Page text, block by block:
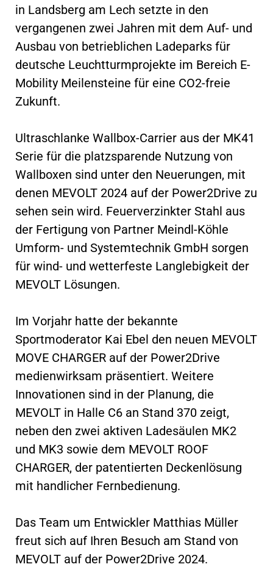
in Landsberg am Lech setzte in den
vergangenen zwei Jahren mit dem Auf- und
Ausbau von betrieblichen Ladeparks für
deutsche Leuchtturmprojekte im Bereich E-
Mobility Meilensteine für eine CO2-freie
Zukunft.
Ultraschlanke Wallbox-Carrier aus der MK41
Serie für die platzsparende Nutzung von
Wallboxen sind unter den Neuerungen, mit
denen MEVOLT 2024 auf der Power2Drive zu
sehen sein wird. Feuerverzinkter Stahl aus
der Fertigung von Partner Meindl-Köhle
Umform- und Systemtechnik GmbH sorgen
für wind- und wetterfeste Langlebigkeit der
MEVOLT Lösungen.
Im Vorjahr hatte der bekannte
Sportmoderator Kai Ebel den neuen MEVOLT
MOVE CHARGER auf der Power2Drive
medienwirksam präsentiert. Weitere
Innovationen sind in der Planung, die
MEVOLT in Halle C6 an Stand 370 zeigt,
neben den zwei aktiven Ladesäulen MK2
und MK3 sowie dem MEVOLT ROOF
CHARGER, der patentierten Deckenlösung
mit handlicher Fernbedienung.
Das Team um Entwickler Matthias Müller
freut sich auf Ihren Besuch am Stand von
MEVOLT auf der Power2Drive 2024.